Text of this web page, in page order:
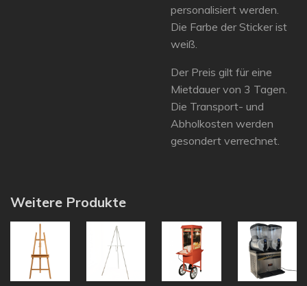
personalisiert werden.
Die Farbe der Sticker ist
weiß.
Der Preis gilt für eine
Mietdauer von 3 Tagen.
Die Transport- und
Abholkosten werden
gesondert verrechnet.
Weitere Produkte